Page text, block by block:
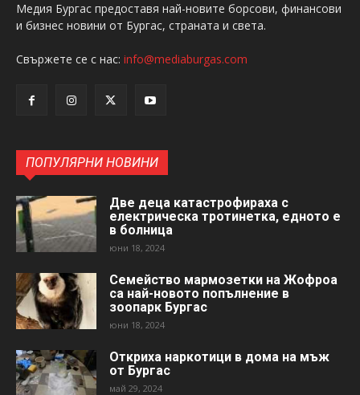
Медия Бургас предоставя най-новите борсови, финансови
и бизнес новини от Бургас, страната и света.
Свържете се с нас: info@mediaburgas.com
ПОПУЛЯРНИ НОВИНИ
Две деца катастрофираха с
електрическа тротинетка, едното е
в болница
юни 18, 2024
Семейство мармозетки на Жофроа
са най-новото попълнение в
зоопарк Бургас
юни 18, 2024
Откриха наркотици в дома на мъж
от Бургас
май 29, 2024